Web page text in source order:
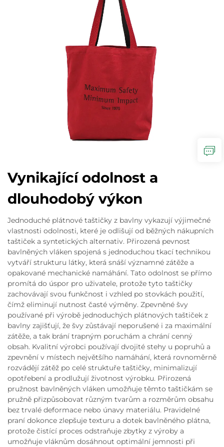
Vynikající odolnost a
dlouhodobý výkon
Jednoduché plátnové taštičky z bavlny vykazují výjimečné
vlastnosti odolnosti, které je odlišují od běžných nákupních
taštiček a syntetických alternativ. Přirozená pevnost
bavlněných vláken spojená s jednoduchou tkací technikou
vytváří strukturu látky, která snáší významné zátěže a
opakované mechanické namáhání. Tato odolnost se přímo
promítá do úspor pro uživatele, protože tyto taštičky
zachovávají svou funkčnost i vzhled po stovkách použití,
čímž eliminují nutnost časté výměny. Zpevněné švy
používané při výrobě jednoduchých plátnových taštiček z
bavlny zajišťují, že švy zůstávají neporušené i za maximální
zátěže, a tak brání trapným poruchám a chrání cenný
obsah. Kvalitní výrobci používají dvojité stehy u popruhů a
zpevnění v místech největšího namáhání, která rovnoměrně
rozvádějí zátěž po celé struktuře taštičky, minimalizují
opotřebení a prodlužují životnost výrobku. Přirozená
pružnost bavlněných vláken umožňuje těmto taštičkám se
pružně přizpůsobovat různým tvarům a rozměrům obsahu
bez trvalé deformace nebo únavy materiálu. Pravidelné
praní dokonce zlepšuje texturu a dotek bavlněného plátna,
protože čistící proces odstraňuje zbytky z výroby a
umožňuje vláknům dosáhnout optimální jemnosti při